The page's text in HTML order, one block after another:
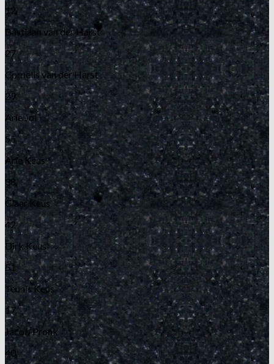
12
Bastiaan van der Harst
27
Cornelis van der Harst
29
Arie Jol
55
Arie Keus
38
Claar Keus
42
Dirk Keus
51
Teunis Keus
17
Jacob Pronk
40